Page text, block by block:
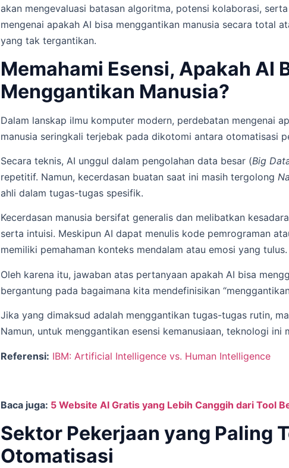
akan mengevaluasi batasan algoritma, potensi kolaborasi,
mengenai apakah AI bisa menggantikan manusia secara total
yang tak tergantikan.
Memahami Esensi, Apakah AI
Menggantikan Manusia?
Dalam lanskap ilmu komputer modern, perdebatan mengenai
manusia seringkali terjebak pada dikotomi antara otomatisasi
Secara teknis, AI unggul dalam pengolahan data besar (Big
repetitif. Namun, kecerdasan buatan saat ini masih tergolong
ahli dalam tugas-tugas spesifik.
Kecerdasan manusia bersifat generalis dan melibatkan
serta intuisi. Meskipun AI dapat menulis kode pemrograman
memiliki pemahaman konteks mendalam atau emosi yang tulus.
Oleh karena itu, jawaban atas pertanyaan apakah AI bisa
bergantung pada bagaimana kita mendefinisikan
Jika yang dimaksud adalah menggantikan tugas-tugas rutin,
Namun, untuk menggantikan esensi kemanusiaan, teknologi ini
Referensi: IBM: Artificial Intelligence vs. Human Intelligence
Baca juga: 5 Website AI Gratis yang Lebih Canggih dari Tool
Sektor Pekerjaan yang Paling
Otomatisasi